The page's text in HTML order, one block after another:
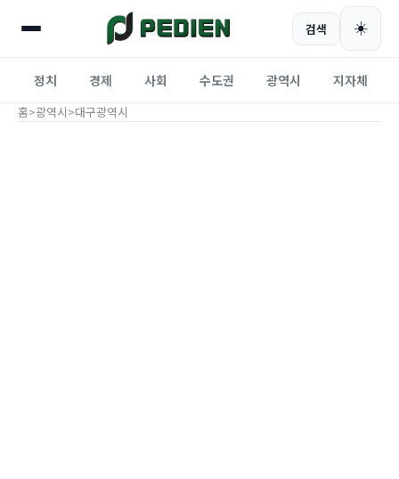
검색 ☀️
정치 경제 사회 수도권 광역시 지자체
홈>광역시>대구광역시